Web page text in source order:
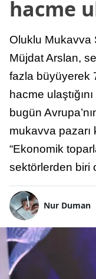
hacme
Oluklu Mukavva
Müjdat Arslan,
fazla büyüyerek
hacme
bugün
mukavva
“Ekonomik
sektörlerden biri
Nur Duman